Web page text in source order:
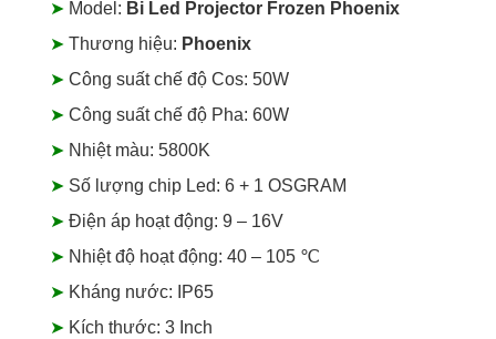
➤ Model: Bi Led Projector Frozen Phoenix
➤ Thương hiệu: Phoenix
➤ Công suất chế độ Cos: 50W
➤ Công suất chế độ Pha: 60W
➤ Nhiệt màu: 5800K
➤ Số lượng chip Led: 6 + 1 OSGRAM
➤ Điện áp hoạt động: 9 – 16V
➤ Nhiệt độ hoạt động: 40 – 105 ℃
➤ Kháng nước: IP65
➤ Kích thước: 3 Inch